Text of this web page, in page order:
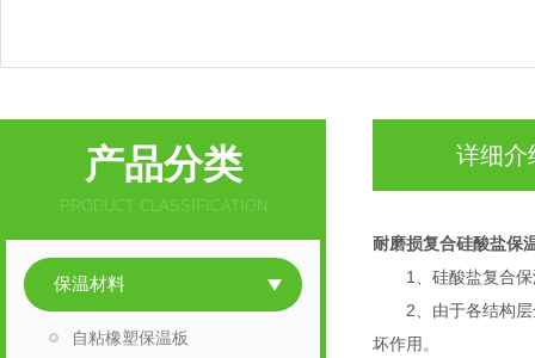
产品分类
PRODUCT CLASSIFICATION
保温材料
自粘橡塑保温板
详细介
耐磨损复合硅酸盐保
1、硅酸盐复合保
2、由于各结构层全
坏作用。